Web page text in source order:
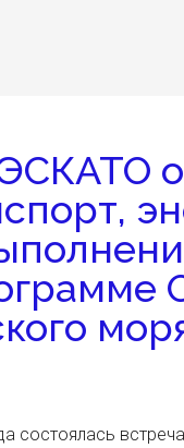
состоялась